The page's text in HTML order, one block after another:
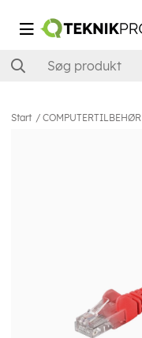
Start COMPUTERTILBEHØR